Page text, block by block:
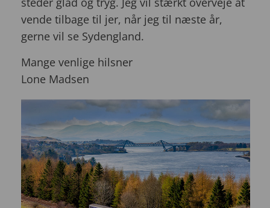
vende tilbage til jer, når jeg til næste år,
gerne vil se Sydengland.
Mange venlige hilsner
Lone Madsen